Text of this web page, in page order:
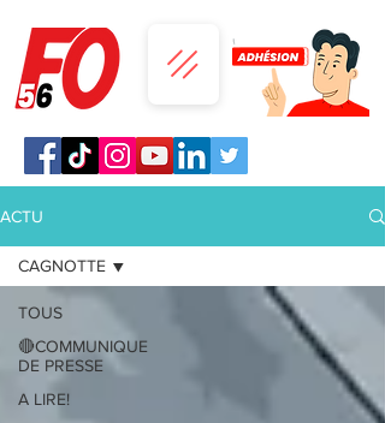
ACTU
TOUS
🔴COMMUNIQUE
DE PRESSE
A LIRE!
CAGNOTTE